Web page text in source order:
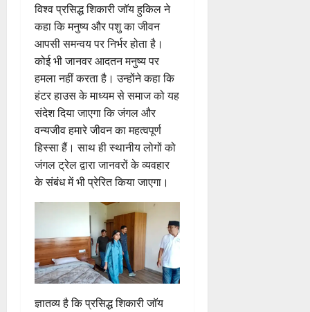
विश्व प्रसिद्ध शिकारी जाॅय हुकिल ने
कहा कि मनुष्य और पशु का जीवन
आपसी समन्वय पर निर्भर होता है।
कोई भी जानवर आदतन मनुष्य पर
हमला नहीं करता है। उन्होंने कहा कि
हंटर हाउस के माध्यम से समाज को यह
संदेश दिया जाएगा कि जंगल और
वन्यजीव हमारे जीवन का महत्वपूर्ण
हिस्सा हैं। साथ ही स्थानीय लोगों को
जंगल ट्रेल द्वारा जानवरों के व्यवहार
के संबंध में भी प्रेरित किया जाएगा।
ज्ञातव्य है कि प्रसिद्ध शिकारी जाॅय